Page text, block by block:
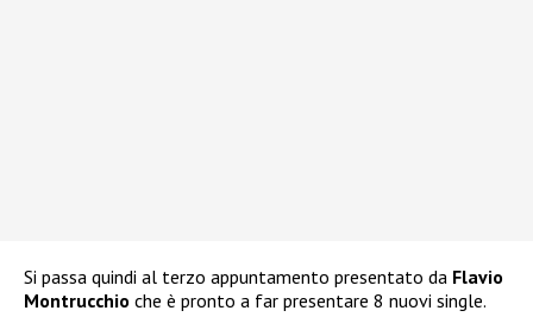
Si passa quindi al terzo appuntamento presentato da Flavio
Montrucchio che è pronto a far presentare 8 nuovi single.